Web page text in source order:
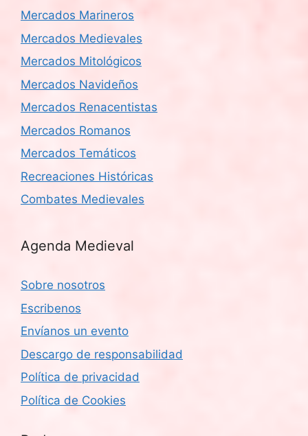
Mercados Marineros
Mercados Medievales
Mercados Mitológicos
Mercados Navideños
Mercados Renacentistas
Mercados Romanos
Mercados Temáticos
Recreaciones Históricas
Combates Medievales
Agenda Medieval
Sobre nosotros
Escribenos
Envíanos un evento
Descargo de responsabilidad
Política de privacidad
Política de Cookies